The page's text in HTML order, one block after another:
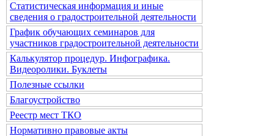
Статистическая информация и иные
сведения о градостроительной деятельности
График обучающих семинаров для
участников градостроительной деятельности
Калькулятор процедур. Инфографика.
Видеоролики. Буклеты
Полезные ссылки
Благоустройство
Реестр мест ТКО
Нормативно правовые акты